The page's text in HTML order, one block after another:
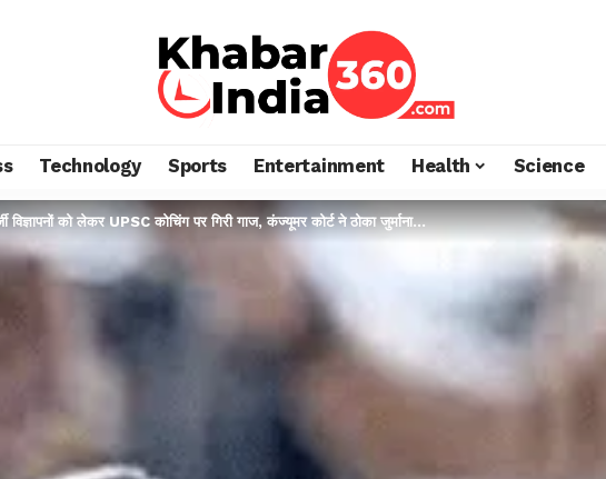
Technology Sports Entertainment Health Science
विज्ञापनों को लेकर UPSC कोचिंग पर गिरी गाज, कंज्यूमर कोर्ट ने ठोका जुर्माना…